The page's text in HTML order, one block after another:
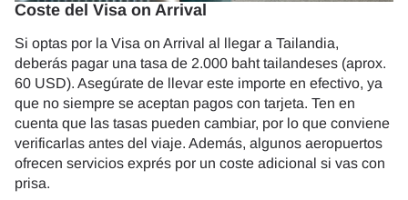
Coste del Visa on Arrival
Si optas por la Visa on Arrival al llegar a Tailandia,
deberás pagar una tasa de 2.000 baht tailandeses (aprox.
60 USD). Asegúrate de llevar este importe en efectivo, ya
que no siempre se aceptan pagos con tarjeta. Ten en
cuenta que las tasas pueden cambiar, por lo que conviene
verificarlas antes del viaje. Además, algunos aeropuertos
ofrecen servicios exprés por un coste adicional si vas con
prisa.